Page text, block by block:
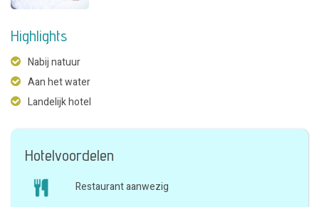
Highlights
Nabij natuur
Aan het water
Landelijk hotel
Hotelvoordelen
Restaurant aanwezig